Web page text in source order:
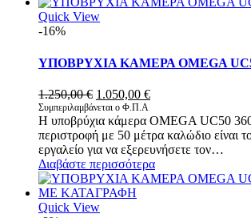
Quick View
-16%
ΥΠΟΒΡΥΧΙΑ ΚΑΜΕΡΑ OMEGA
1.250,00€ Original
price
was:
1.250,00 €.
1.050,00 €Η
τιμή
είναι:
1.050,00 €.
Συμπεριλαμβάνεται ο Φ.Π.Α
Η υποβρύχια κάμερα OMEGA UC50
περιστροφή με 50 μέτρα καλώδιο είναι
εργαλείο για να εξερευνήσετε τον…
Διαβάστε περισσότερα
Quick View